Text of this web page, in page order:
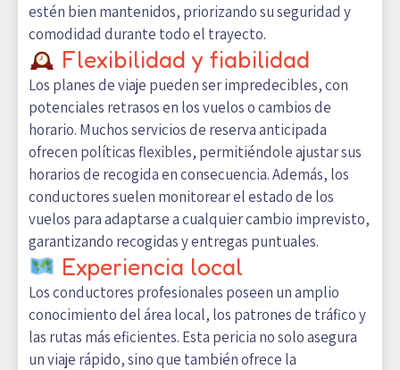
estén bien mantenidos, priorizando su seguridad y
comodidad durante todo el trayecto.
Flexibilidad y fiabilidad
Los planes de viaje pueden ser impredecibles, con
potenciales retrasos en los vuelos o cambios de
horario. Muchos servicios de reserva anticipada
ofrecen políticas flexibles, permitiéndole ajustar sus
horarios de recogida en consecuencia. Además, los
conductores suelen monitorear el estado de los
vuelos para adaptarse a cualquier cambio imprevisto,
garantizando recogidas y entregas puntuales.
Experiencia local
Los conductores profesionales poseen un amplio
conocimiento del área local, los patrones de tráfico y
las rutas más eficientes. Esta pericia no solo asegura
un viaje rápido, sino que también ofrece la